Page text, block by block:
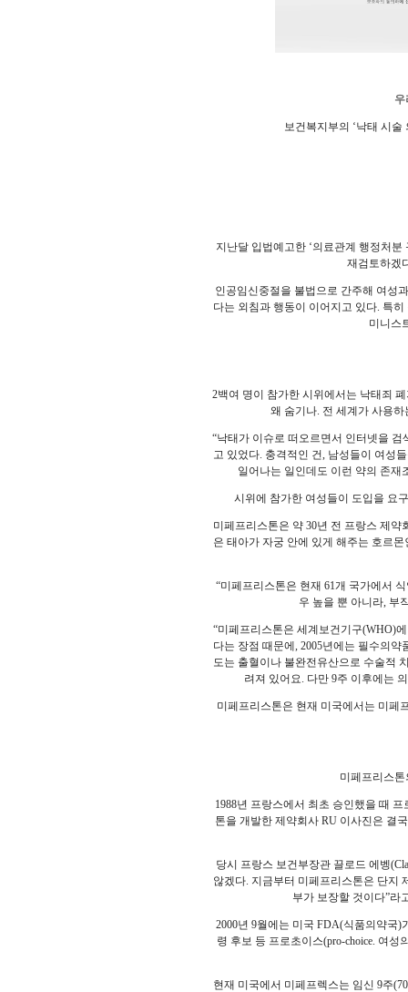
우
보건복지부의 ‘낙태 시
지난달 입법예고한 ‘의료관계 행정처
재검토하겠
인공임신중절을 불법으로 간주해 여성
다는 외침과 행동이 이어지고 있다. 특
미니스
2백여 명이 참가한 시위에서는 낙태죄
왜 숨기나. 전 세계가 사용하
“낙태가 이슈로 떠오르면서 인터넷을
고 있었다. 충격적인 건, 남성들이 여성
일어나는 일인데도 이런 약의 존
시위에 참가한 여성들이 도입을 요
미페프리스톤은 약 30년 전 프랑스 제약
은 태아가 자궁 안에 있게 해주는 호르
“미페프리스톤은 현재 61개 국가에서
우 높을 뿐 아니라, 부
“미페프리스톤은 세계보건기구(WHO)
다는 장점 때문에, 2005년에는 필수의
도는 출혈이나 불완전유산으로 수술적
려져 있어요. 다만 9주 이후에는
미페프리스톤은 현재 미국에서는 미페
미페프리스
1988년 프랑스에서 최초 승인했을 때
톤을 개발한 제약회사 RU 이사진은 결
당시 프랑스 보건부장관 끌로드 에벵
않겠다. 지금부터 미페프리스톤은 단지
부가 보장할 것이다”라
2000년 9월에는 미국 FDA(식품의약국
령 후보 등 프로초이스(pro-choice. 여
현재 미국에서 미페프렉스는 임신 9주